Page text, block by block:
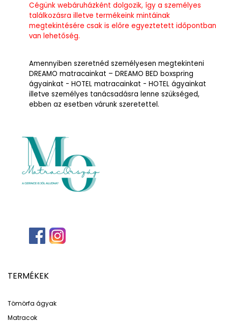
Cégünk webáruházként dolgozik, így a személyes
találkozásra illetve termékeink mintáinak
megtekintésére csak is előre egyeztetett időpontban
van lehetőség.
Amennyiben szeretnéd személyesen megtekinteni
DREAMO matracainkat – DREAMO BED boxspring
ágyainkat - HOTEL matracainkat - HOTEL ágyainkat
illetve személyes tanácsadásra lenne szükséged,
ebben az esetben várunk szeretettel.
TERMÉKEK
Tömörfa ágyak
Matracok